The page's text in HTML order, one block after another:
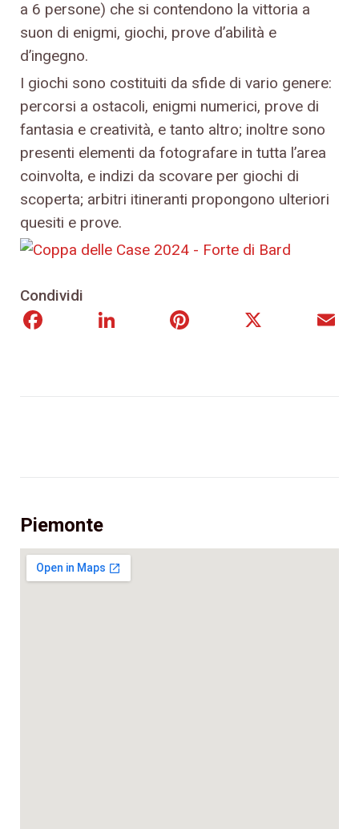
a 6 persone) che si contendono la vittoria a
suon di enigmi, giochi, prove d’abilità e
d’ingegno.
I giochi sono costituiti da sfide di vario genere:
percorsi a ostacoli, enigmi numerici, prove di
fantasia e creatività, e tanto altro; inoltre sono
presenti elementi da fotografare in tutta l’area
coinvolta, e indizi da scovare per giochi di
scoperta; arbitri itineranti propongono ulteriori
quesiti e prove.
Condividi
FacebookLinkedIn Pinterest
Piemonte